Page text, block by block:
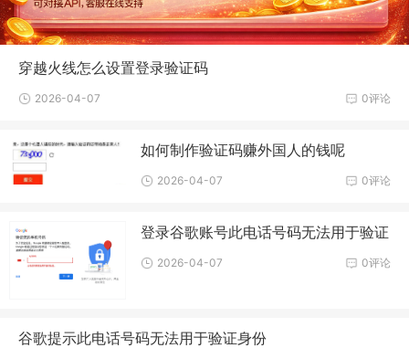
穿越火线怎么设置登录验证码
0评论
2026-04-07
如何制作验证码赚外国人的钱呢
0评论
2026-04-07
登录谷歌账号此电话号码无法用于验证
0评论
2026-04-07
谷歌提示此电话号码无法用于验证身份